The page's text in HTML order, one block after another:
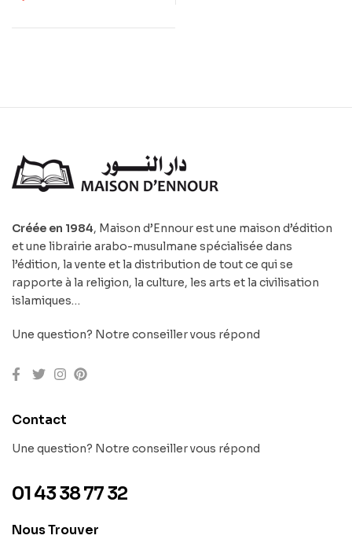
Créée en 1984, Maison d’Ennour est une maison d’édition
et une librairie arabo-musulmane spécialisée dans
l’édition, la vente et la distribution de tout ce qui se
rapporte à la religion, la culture, les arts et la civilisation
islamiques…
Une question? Notre conseiller vous répond
Contact
Une question? Notre conseiller vous répond
01 43 38 77 32
Nous Trouver